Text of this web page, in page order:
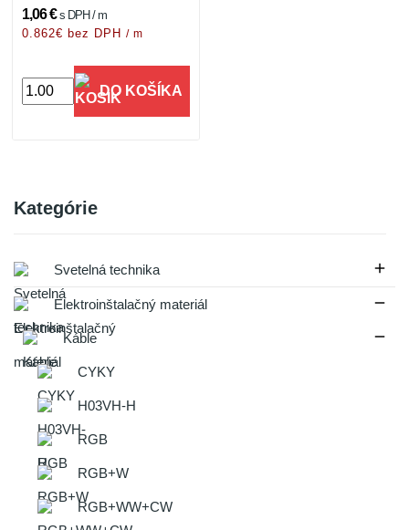
Kategórie
Svetelná technika 
Elektroinštalačný materiál 
Káble 
CYKY
H03VH-H
RGB
RGB+W
RGB+WW+CW
1,06 €s DPH / m
0.862€ bez DPH / m
DO KOŠÍKA